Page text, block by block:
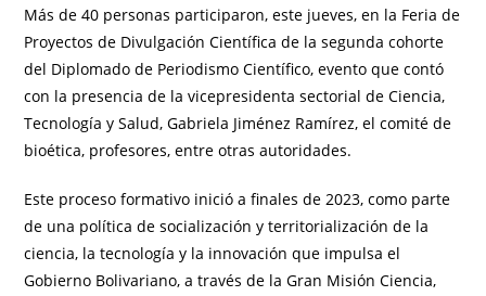
Más de 40 personas participaron, este jueves, en la Feria de
Proyectos de Divulgación Científica de la segunda cohorte
del Diplomado de Periodismo Científico, evento que contó
con la presencia de la vicepresidenta sectorial de Ciencia,
Tecnología y Salud, Gabriela Jiménez Ramírez, el comité de
bioética, profesores, entre otras autoridades.
Este proceso formativo inició a finales de 2023, como parte
de una política de socialización y territorialización de la
ciencia, la tecnología y la innovación que impulsa el
Gobierno Bolivariano, a través de la Gran Misión Ciencia,